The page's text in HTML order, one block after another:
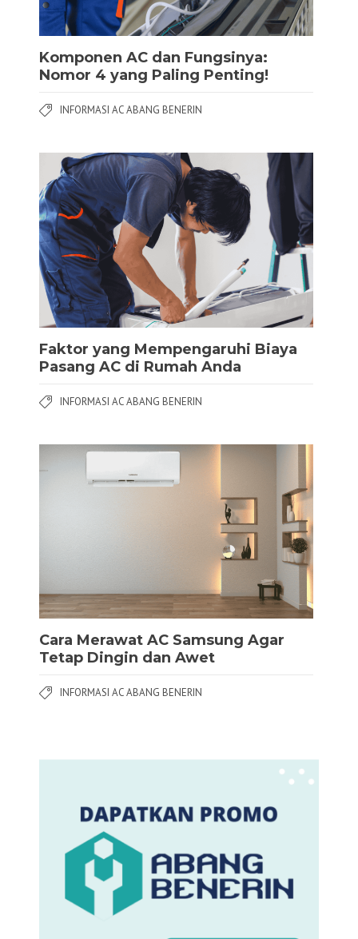
Komponen AC dan Fungsinya:
Nomor 4 yang Paling Penting!
INFORMASI AC ABANG BENERIN
Faktor yang Mempengaruhi Biaya
Pasang AC di Rumah Anda
INFORMASI AC ABANG BENERIN
Cara Merawat AC Samsung Agar
Tetap Dingin dan Awet
INFORMASI AC ABANG BENERIN